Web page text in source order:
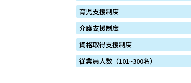
育児支援制度
介護支援制度
資格取得支援制度
従業員人数（101~300名）